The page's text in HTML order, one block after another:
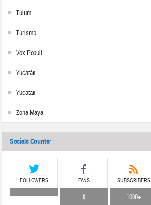
Tulum
Turismo
Vox Populi
Yucatán
Yucatan
Zona Maya
Socials Counter
FOLLOWERS FANS
0
SUBSCRIBERS
1000+